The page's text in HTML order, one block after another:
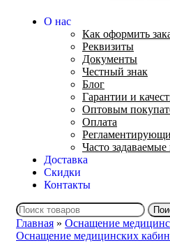
О нас
Как оформить
Реквизиты
Документы
Честный знак
Блог
Гарантии и
Оптовым
Оплата
Часто
Доставка
Скидки
Контакты
Главная » Оснащение
Оснащение медицинских